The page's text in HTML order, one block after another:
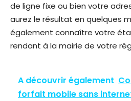
de ligne fixe ou bien votre
aurez le résultat en quelques
également connaître votre
rendant à la mairie de votre
A découvrir également
forfait mobile sans